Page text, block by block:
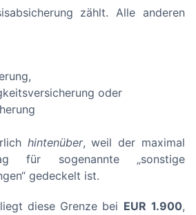
zählt. Alle anderen
oder
hintenüber, weil der maximal
für sogenannte „sonstige
gedeckelt ist.
diese Grenze bei EUR 1.900,